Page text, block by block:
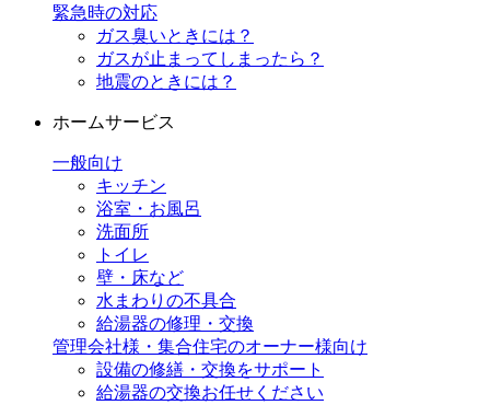
緊急時の対応
ガス臭いときには？
ガスが止まってしまったら？
地震のときには？
ホームサービス
一般向け
キッチン
浴室・お風呂
洗面所
トイレ
壁・床など
水まわりの不具合
給湯器の修理・交換
管理会社様・集合住宅のオーナー様向け
設備の修繕・交換をサポート
給湯器の交換お任せください